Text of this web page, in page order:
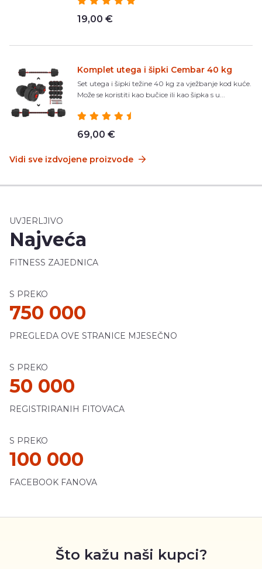
19,00 €
Komplet utega i šipki Cembar 40 kg
Set utega i šipki težine 40 kg za vježbanje kod kuće.
Može se koristiti kao bučice ili kao šipka s u...
69,00 €
Vidi sve izdvojene proizvode
UVJERLJIVO
Najveća
FITNESS ZAJEDNICA
S PREKO
750 000
PREGLEDA OVE STRANICE MJESEČNO
S PREKO
50 000
REGISTRIRANIH FITOVACA
S PREKO
100 000
FACEBOOK FANOVA
Što kažu naši kupci?